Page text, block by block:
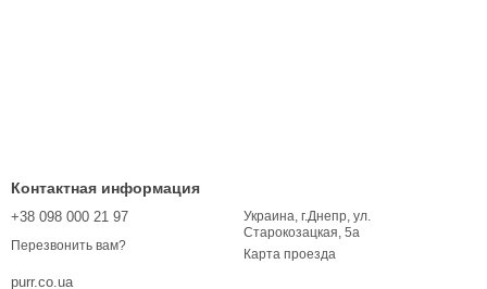
Контактная информация
+38 098 000 21 97
Перезвонить вам?
purr.co.ua
Украина, г.Днепр, ул.
Старокозацкая, 5а
Карта проезда